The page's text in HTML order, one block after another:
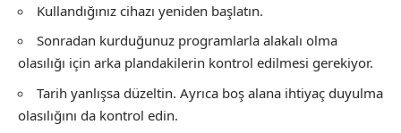
Kullandığınız cihazı yeniden başlatın.
Sonradan kurduğunuz programlarla alakalı olma
olasılığı için arka plandakilerin kontrol edilmesi gerekiyor.
Tarih yanlışsa düzeltin. Ayrıca boş alana ihtiyaç duyulma
olasılığını da kontrol edin.